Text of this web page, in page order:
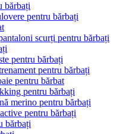
bărbați
pentru bărbați
scurți pentru bărbați
pentru bărbați
pentru bărbați
pentru bărbat
pentru bărbați
merino pentru bărbați
pentru bărbați
bărbați